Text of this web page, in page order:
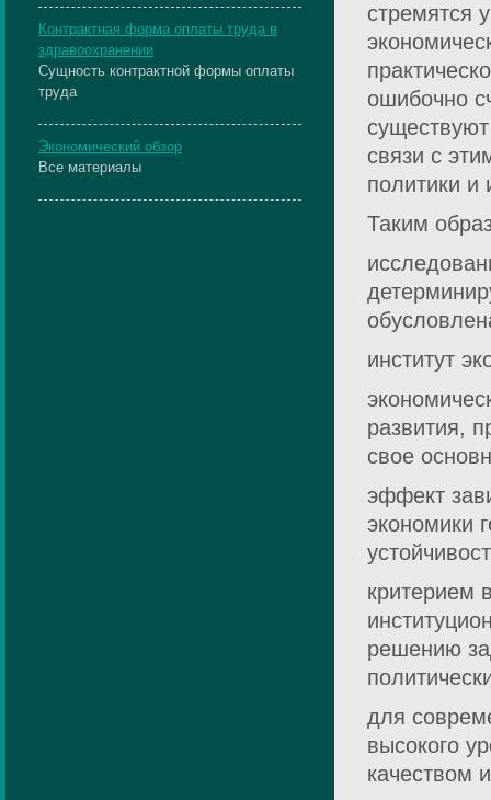
стремятся
ошибочно
связи с
политики и
Таким
институт
развития,
свое
эффект
экономики
критерием
решению
для
высокого
качеством
Контрактная форма оплаты труда в
здравоохранении
Сущность контрактной формы оплаты
труда
Экономический обзор
Все материалы